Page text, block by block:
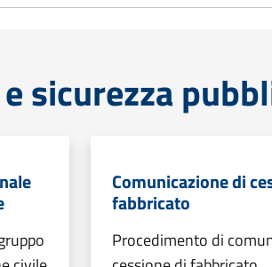
sicurezza
Comunicazione di
fabbricato
Procedimento di